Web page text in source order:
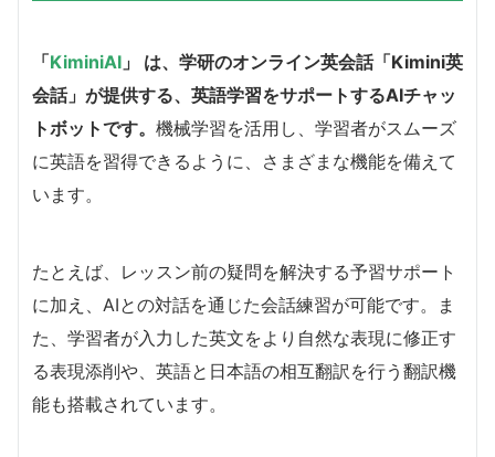
「KiminiAI 」 は、学研のオンライン英会話「Kimini英
会話」が提供する、英語学習をサポートするAIチャッ
トボットです。 機械学習を活用し、学習者がスムーズ
に英語を習得できるように、さまざまな機能を備えて
います。
たとえば、レッスン前の疑問を解決する予習サポート
に加え、AIとの対話を通じた会話練習が可能です。ま
た、学習者が入力した英文をより自然な表現に修正す
る表現添削や、英語と日本語の相互翻訳を行う翻訳機
能も搭載されています。